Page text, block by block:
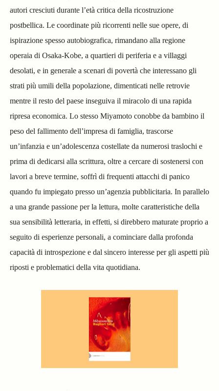
autori cresciuti durante l’età critica della ricostruzione
postbellica. Le coordinate più ricorrenti nelle sue opere, di
ispirazione spesso autobiografica, rimandano alla regione
operaia di Osaka-Kobe, a quartieri di periferia e a villaggi
desolati, e in generale a scenari di povertà che interessano gli
strati più umili della popolazione, dimenticati nelle retrovie
mentre il resto del paese inseguiva il miracolo di una rapida
ripresa economica. Lo stesso Miyamoto conobbe da bambino il
peso del fallimento dell’impresa di famiglia, trascorse
un’infanzia e un’adolescenza costellate da numerosi traslochi e
prima di dedicarsi alla scrittura, oltre a cercare di sostenersi con
lavori a breve termine, soffrì di frequenti attacchi di panico
quando fu impiegato presso un’agenzia pubblicitaria. In parallelo
a una grande passione per la lettura, molte caratteristiche della
sua sensibilità letteraria, in effetti, si direbbero maturate proprio a
seguito di esperienze personali, a cominciare dalla profonda
capacità di introspezione e dal sincero interesse per gli aspetti più
riposti e problematici della vita quotidiana.